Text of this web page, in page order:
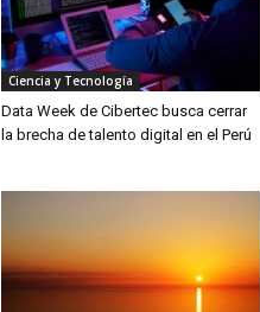
Ciencia y Tecnología
Data Week de Cibertec busca cerrar
la brecha de talento digital en el Perú